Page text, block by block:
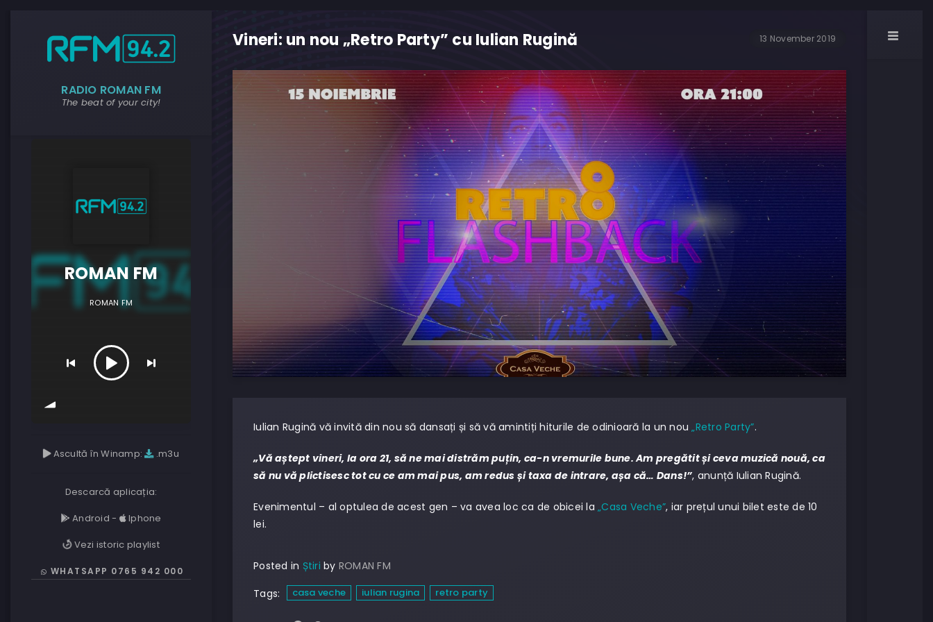
RADIO ROMAN FM
The beat of your city!
ROMAN FM
ROMAN FM
ROMAN FM
Ascultă în Winamp: .m3u
Descarcă aplicația:
Android -
Iphone
Vezi istoric playlist
WHATSAPP 0765 942 000
Vineri: un nou „Retro Party” cu Iulian Rugină 13 November 2019
Iulian Rugină vă invită din nou să dansați și să vă amintiți hiturile de odinioară la un nou„Retro Party”.
„Vă aștept vineri, la ora 21, să ne mai distrăm puțin, ca-n vremurile bune. Am pregătit și ceva muzică nouă, ca
să nu vă plictisesc tot cu ce am mai pus, am redus și taxa de intrare, așa că… Dans!”, anunță Iulian Rugină.
Evenimentul – al optulea de acest gen – va avea loc ca de obicei la „Casa Veche”, iar prețul unui bilet este de 10
lei.
Posted in Știri by ROMAN FM
Tags:
casa veche iulian rugina retro party